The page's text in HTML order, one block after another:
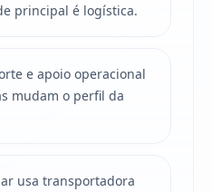
principal é logística.
e apoio operacional
mudam o perfil da
usa transportadora